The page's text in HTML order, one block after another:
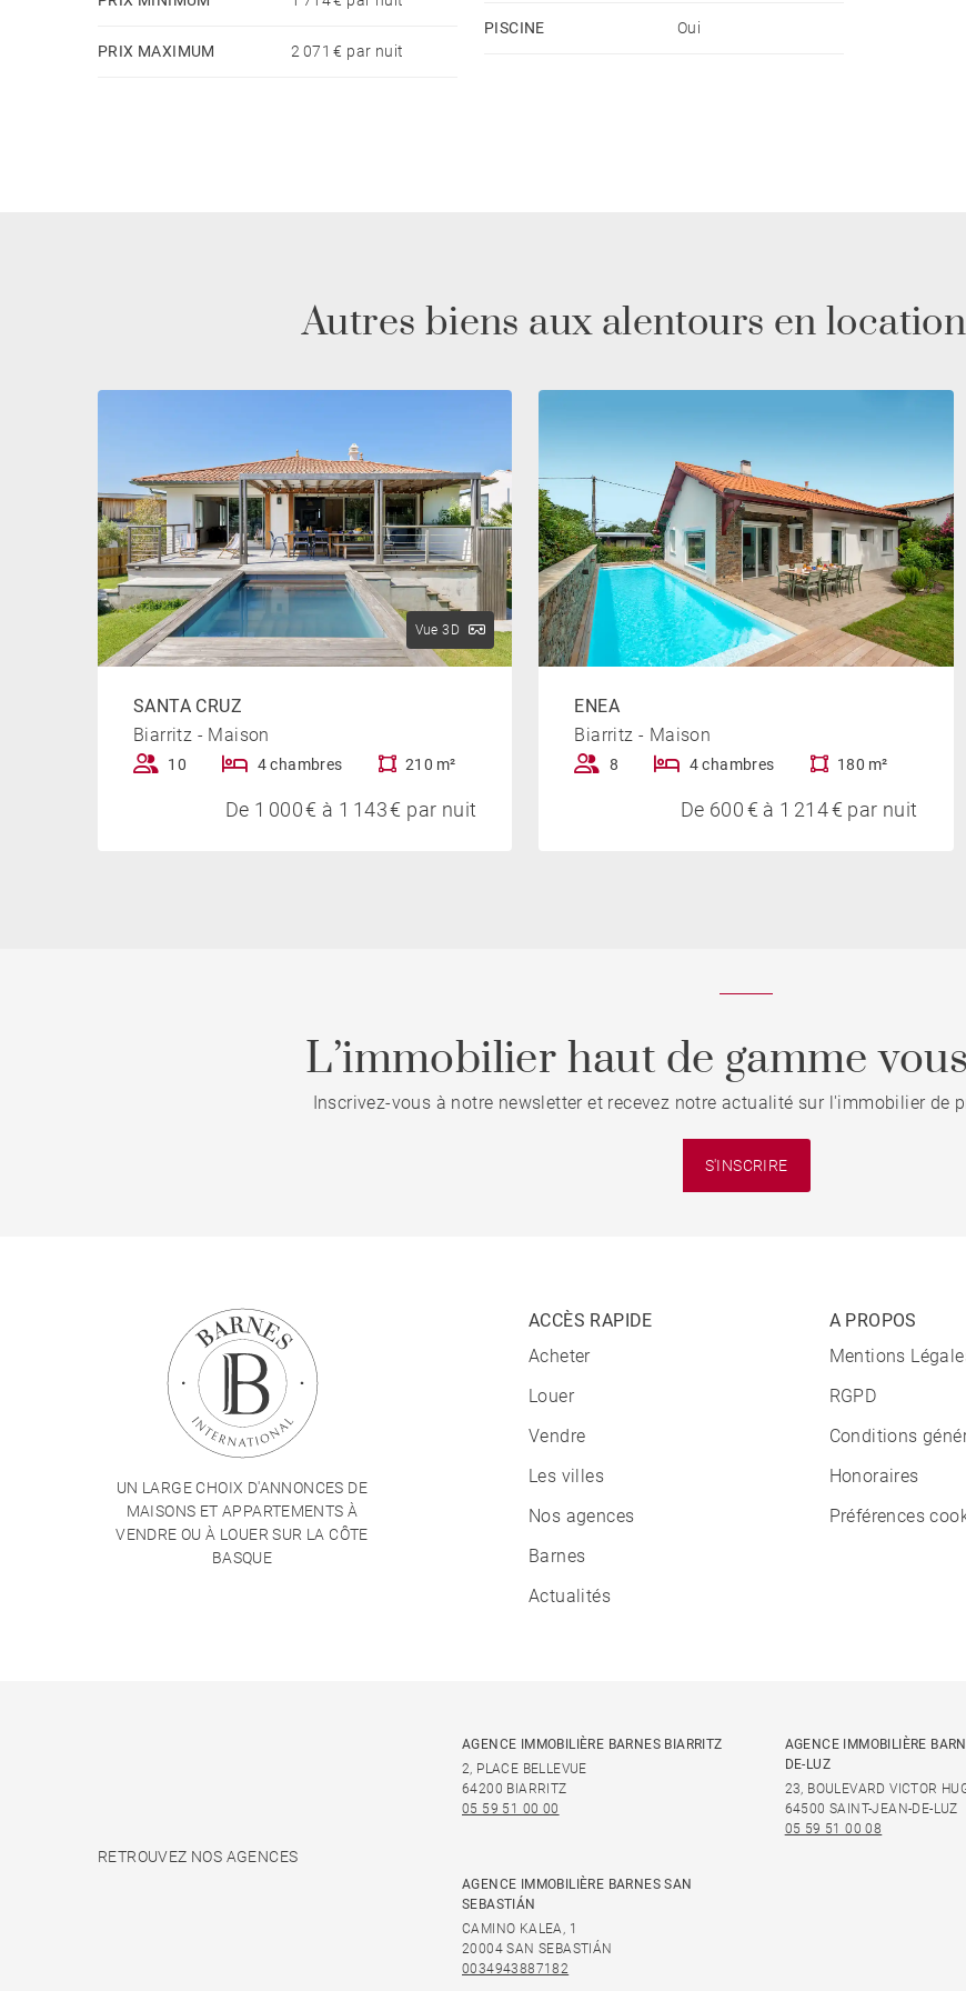
LE « PLUS »
vélo. Les commerces de proximité (traiteur, boulangerie, primeur) sont à 700m de la maison et le golf
d’Ilbarritz est à 3km.
PRIX MAXIMUM 2 071 € par nuit
PISCINE Oui
Autres biens aux alentours en
Vue 3D
SANTA CRUZ
Biarritz - Maison
10 4 chambres 210 m²
De 1 000 € à 1 143 € par nuit
ENEA
Biarritz - Maison
8 4 chambres 180 m²
De 600 € à 1 214 € par nuit
L’immobilier haut de gamme
Inscrivez-vous à notre newsletter et recevez notre actualité sur l'immobilier de
S'INSCRIRE
UN LARGE CHOIX D'ANNONCES DE
MAISONS ET APPARTEMENTS À
VENDRE OU À LOUER SUR LA CÔTE
BASQUE
ACCÈS RAPIDE
Acheter
Louer
Vendre
Les villes
Nos agences
Barnes
Actualités
A PROPOS
Mentions
RGPD
Conditions
Honoraires
Préférences
RETROUVEZ NOS AGENCES
AGENCE IMMOBILIÈRE BARNES BIARRITZ
2, PLACE BELLEVUE
64200 BIARRITZ
05 59 51 00 00
AGENCE IMMOBILIÈRE
DE-LUZ
23, BOULEVARD VICTOR
64500 SAINT-JEAN-DE-LUZ
05 59 51 00 08
AGENCE IMMOBILIÈRE BARNES SAN
SEBASTIÁN
CAMINO KALEA, 1
20004 SAN SEBASTIÁN
0034943887182